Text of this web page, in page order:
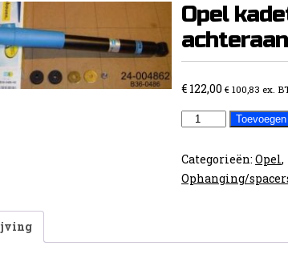
Opel
achteraan
€122,00 € 100,83 ex.
Opel
E
achteraan
Categorieën: Opel,
Ophanging/